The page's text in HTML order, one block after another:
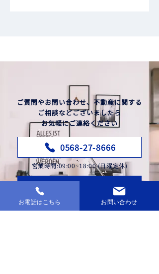
ご質問やお問い合わせ、不動産に関する
ご相談などございましたら
お気軽にご連絡ください
0568-27-8666
営業時間:09:00~18:00 (日曜定休)
お問い合わせフォーム
お電話はこちら お問い合わせ